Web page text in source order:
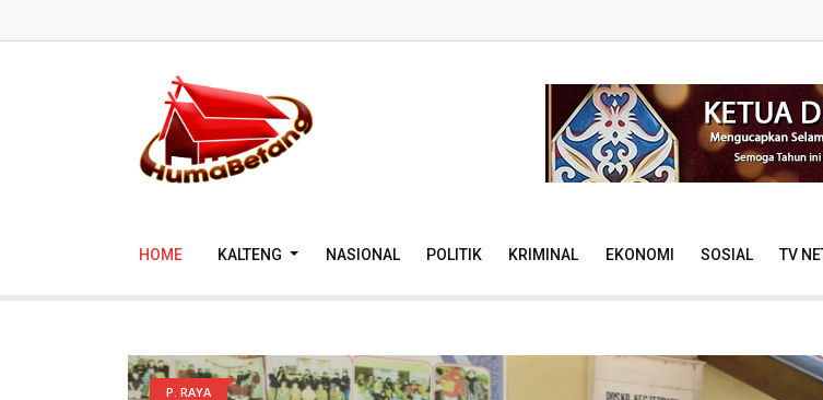
HOME KALTENG NASIONAL POLITIK KRIMINAL EKONOMI SOSIAL TV
P. RAYA